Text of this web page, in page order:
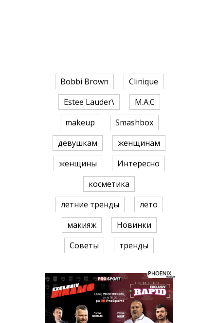
Bobbi Brown
Clinique
Estee Lauder\
M.A.C
makeup
Smashbox
девушкам
женщинам
женщины
Интересно
косметика
летние тренды
лето
макияж
Новинки
Советы
тренды